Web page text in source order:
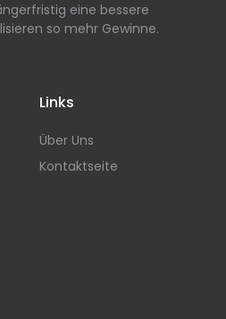
eine bessere
so mehr Gewinne.
Links
Über Uns
Kontaktseite